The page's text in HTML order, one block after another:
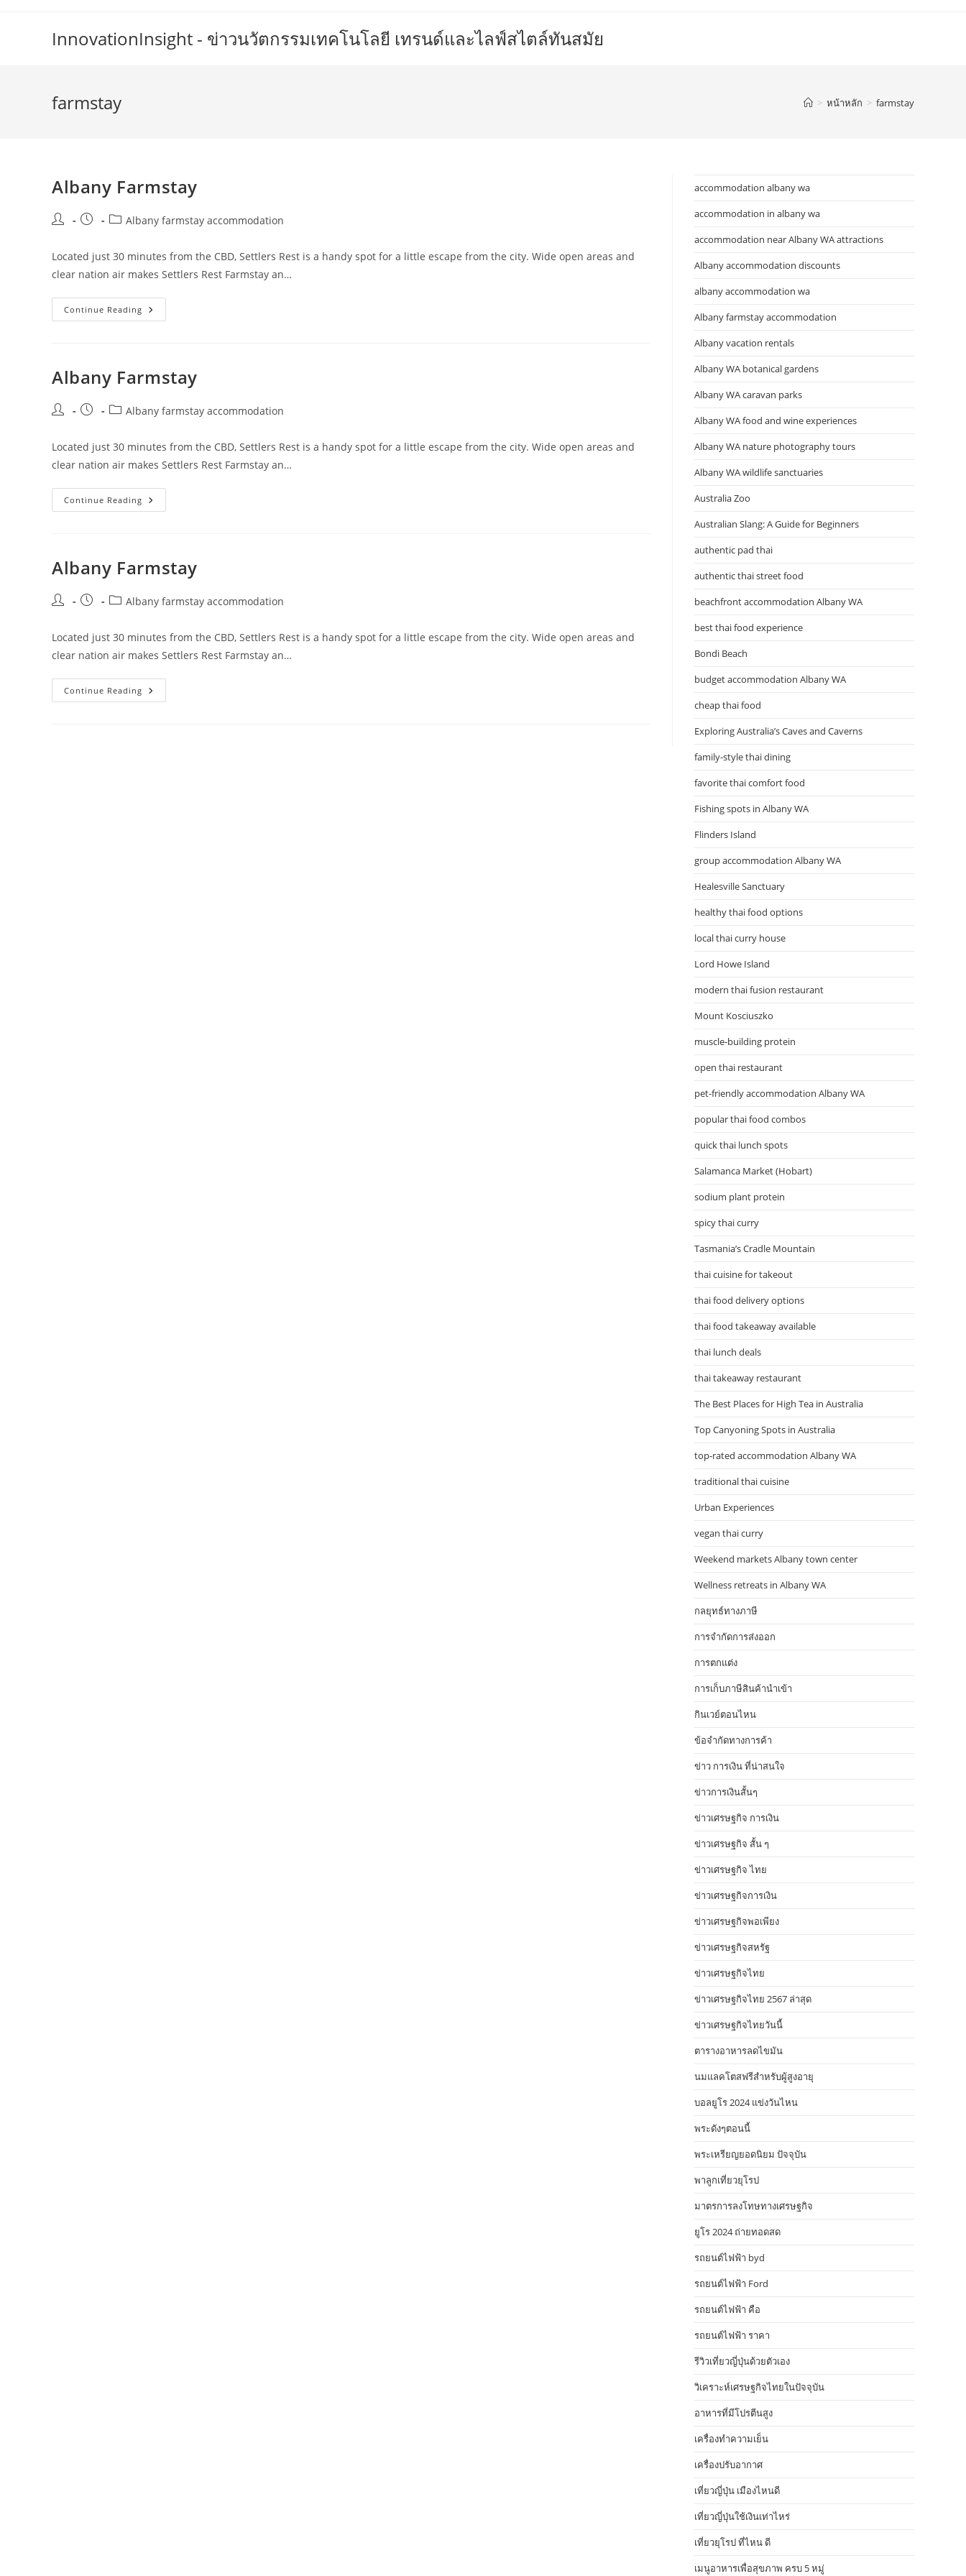
InnovationInsight - ข่าวนวัตกรรมเทคโนโลยี เทรนด์และไลฟ์สไตล์ทันสมัย
farmstay > หน้าหลัก > farmstay
Albany Farmstay
Post
Post
PostAlbany farmstay accommodation
Located just 30 minutes from the CBD, Settlers Rest is a handy spot for a little escape from the city. Wide open areas and
clear nation air makes Settlers Rest Farmstay an…
Continue Reading Albany
Farmstay
Albany Farmstay
Post
Post
PostAlbany farmstay accommodation
Located just 30 minutes from the CBD, Settlers Rest is a handy spot for a little escape from the city. Wide open areas and
clear nation air makes Settlers Rest Farmstay an…
Continue Reading Albany
Farmstay
Albany Farmstay
Post
Post
PostAlbany farmstay accommodation
Located just 30 minutes from the CBD, Settlers Rest is a handy spot for a little escape from the city. Wide open areas and
clear nation air makes Settlers Rest Farmstay an…
Continue Reading Albany
Farmstay
accommodation albany wa
accommodation in albany wa
accommodation near Albany WA attractions
Albany accommodation discounts
albany accommodation wa
Albany farmstay accommodation
Albany vacation rentals
Albany WA botanical gardens
Albany WA caravan parks
Albany WA food and wine experiences
Albany WA nature photography tours
Albany WA wildlife sanctuaries
Australia Zoo
Australian Slang: A Guide for Beginners
authentic pad thai
authentic thai street food
beachfront accommodation Albany WA
best thai food experience
Bondi Beach
budget accommodation Albany WA
cheap thai food
Exploring Australia’s Caves and Caverns
family-style thai dining
favorite thai comfort food
Fishing spots in Albany WA
Flinders Island
group accommodation Albany WA
Healesville Sanctuary
healthy thai food options
local thai curry house
Lord Howe Island
modern thai fusion restaurant
Mount Kosciuszko
muscle-building protein
open thai restaurant
pet-friendly accommodation Albany WA
popular thai food combos
quick thai lunch spots
Salamanca Market (Hobart)
sodium plant protein
spicy thai curry
Tasmania’s Cradle Mountain
thai cuisine for takeout
thai food delivery options
thai food takeaway available
thai lunch deals
thai takeaway restaurant
The Best Places for High Tea in Australia
Top Canyoning Spots in Australia
top-rated accommodation Albany WA
traditional thai cuisine
Urban Experiences
vegan thai curry
Weekend markets Albany town center
Wellness retreats in Albany WA
กลยุทธ์ทางภาษี
การจำกัดการส่งออก
การตกแต่ง
การเก็บภาษีสินค้านำเข้า
กินเวย์ตอนไหน
ข้อจำกัดทางการค้า
ข่าว การเงิน ที่น่าสนใจ
ข่าวการเงินสั้นๆ
ข่าวเศรษฐกิจ การเงิน
ข่าวเศรษฐกิจ สั้น ๆ
ข่าวเศรษฐกิจ ไทย
ข่าวเศรษฐกิจการเงิน
ข่าวเศรษฐกิจพอเพียง
ข่าวเศรษฐกิจสหรัฐ
ข่าวเศรษฐกิจไทย
ข่าวเศรษฐกิจไทย 2567 ล่าสุด
ข่าวเศรษฐกิจไทยวันนี้
ตารางอาหารลดไขมัน
นมแลคโตสฟรีสำหรับผู้สูงอายุ
บอลยูโร 2024 แข่งวันไหน
พระดังๆตอนนี้
พระเหรียญยอดนิยม ปัจจุบัน
พาลูกเที่ยวยุโรป
มาตรการลงโทษทางเศรษฐกิจ
ยูโร 2024 ถ่ายทอดสด
รถยนต์ไฟฟ้า byd
รถยนต์ไฟฟ้า Ford
รถยนต์ไฟฟ้า คือ
รถยนต์ไฟฟ้า ราคา
รีวิวเที่ยวญี่ปุ่นด้วยตัวเอง
วิเคราะห์เศรษฐกิจไทยในปัจจุบัน
อาหารที่มีโปรตีนสูง
เครื่องทำความเย็น
เครื่องปรับอากาศ
เที่ยวญี่ปุ่น เมืองไหนดี
เที่ยวญี่ปุ่นใช้เงินเท่าไหร่
เที่ยวยุโรป ที่ไหน ดี
เมนูอาหารเพื่อสุขภาพ ครบ 5 หมู่